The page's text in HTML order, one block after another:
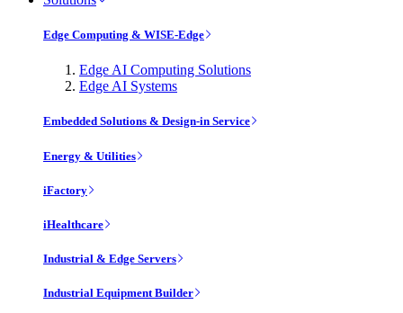
Edge Computing & WISE-Edge
Edge AI Computing Solutions
Edge AI Systems
Embedded Solutions & Design-in Service
Energy & Utilities
iFactory
iHealthcare
Industrial & Edge Servers
Industrial Equipment Builder